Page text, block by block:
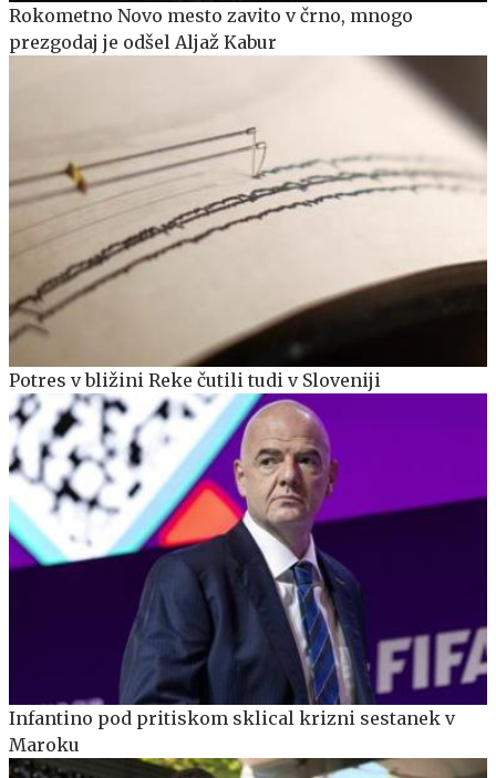
Rokometno Novo mesto zavito v črno, mnogo
prezgodaj je odšel Aljaž Kabur
Potres v bližini Reke čutili tudi v Sloveniji
Infantino pod pritiskom sklical krizni sestanek v
Maroku